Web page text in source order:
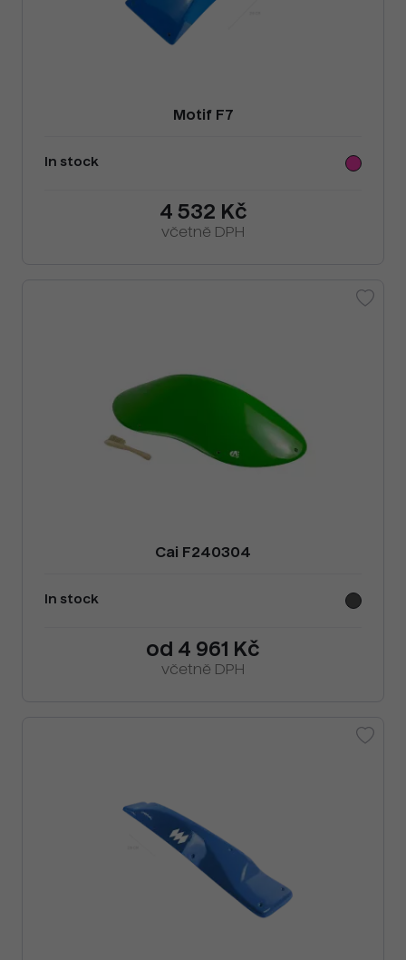
Motif F7
In stock
4 532 Kč
včetně DPH
Cai F240304
In stock
od 4 961 Kč
včetně DPH